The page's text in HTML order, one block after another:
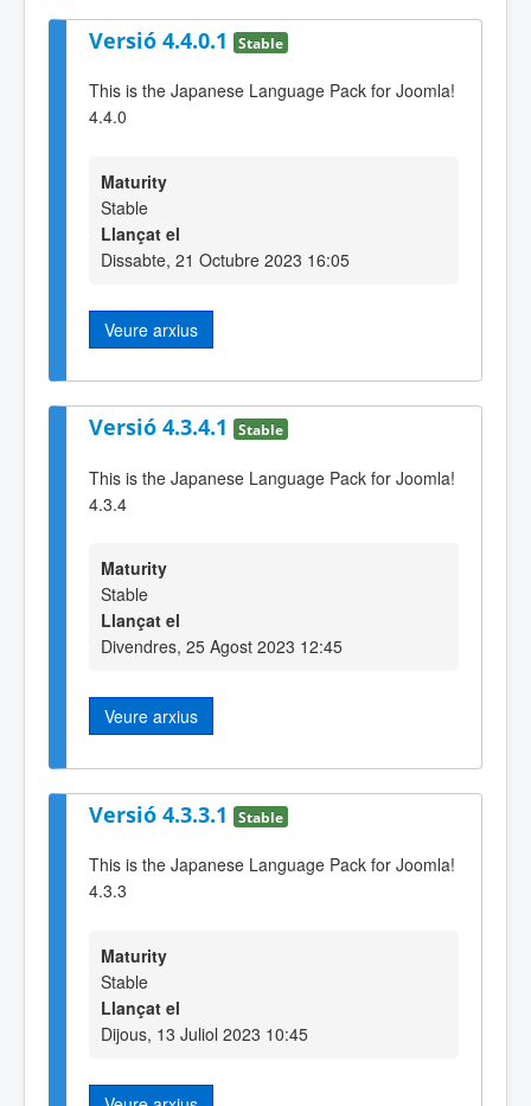
Versió 4.4.0.1 Stable
This is the Japanese Language Pack for Joomla!
4.4.0
Maturity
Stable
Llançat el
Dissabte, 21 Octubre 2023 16:05
Veure arxius
Versió 4.3.4.1 Stable
This is the Japanese Language Pack for Joomla!
4.3.4
Maturity
Stable
Llançat el
Divendres, 25 Agost 2023 12:45
Veure arxius
Versió 4.3.3.1 Stable
This is the Japanese Language Pack for Joomla!
4.3.3
Maturity
Stable
Llançat el
Dijous, 13 Juliol 2023 10:45